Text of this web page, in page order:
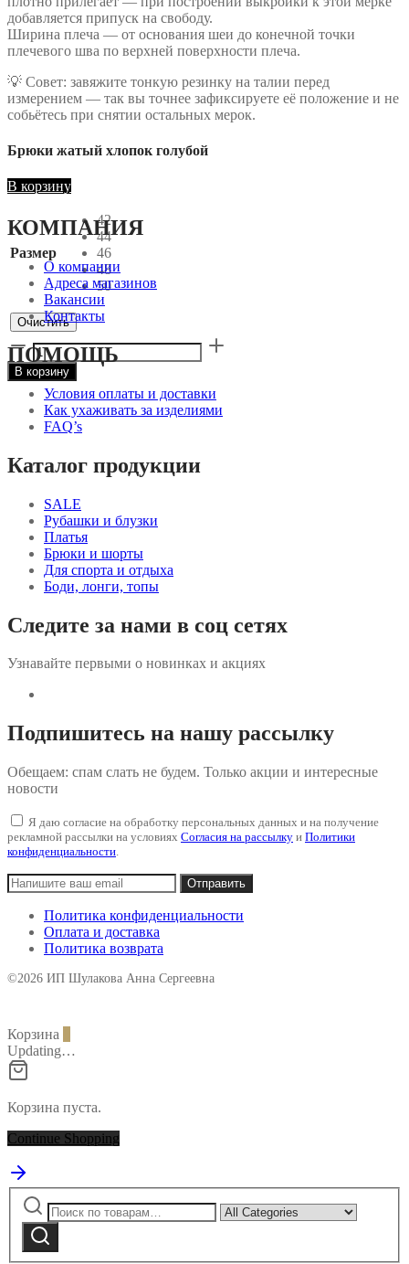
добавляется припуск на свободу.
Ширина плеча — от основания шеи до конечной точки
плечевого шва по верхней поверхности плеча.
💡 Совет: завяжите тонкую резинку на талии перед
измерением — так вы точнее зафиксируете её положение и не
собьётесь при снятии остальных мерок.
Брюки жатый хлопок голубой
В корзину
Размер
42
44
46
48
50
Очистить
Количество
товара
Брюки
жатый
хлопок
голубой
В корзину
КОМПАНИЯ
О компании
Адреса магазинов
Вакансии
Контакты
ПОМОЩЬ
Условия оплаты и доставки
Как ухаживать за изделиями
FAQ’s
Каталог продукции
SALE
Рубашки и блузки
Платья
Брюки и шорты
Для спорта и отдыха
Боди, лонги, топы
Следите за нами в соц сетях
Узнавайте первыми о новинках и акциях
Подпишитесь на нашу рассылку
Обещаем: спам слать не будем. Только акции и интересные
новости
Я даю согласие на обработку персональных данных и на получение
рекламной рассылки на условиях Согласия на рассылку и Политики
конфиденциальности.
Политика конфиденциальности
Оплата и доставка
Политика возврата
©2026 ИП Шулакова Анна Сергеевна
Корзина
Updating…
Корзина пуста.
Continue Shopping
Искать:
Narrow
by
Поиск